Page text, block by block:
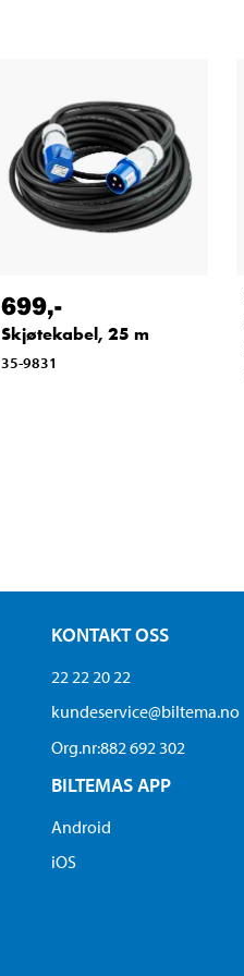
699,-
Skjøtekabel, 25 m
35-9831
KONTAKT OSS
22 22 20 22
kundeservice@biltema.no
Org.nr:882 692 302
BILTEMAS APP
Android
iOS